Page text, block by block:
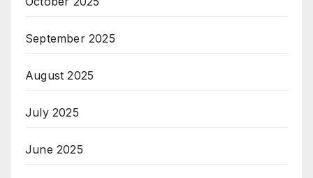
September 2025
August 2025
July 2025
June 2025